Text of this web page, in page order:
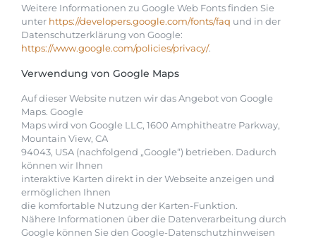
Weitere Informationen zu Google Web Fonts finden Sie
unter https://developers.google.com/fonts/faq und in der
Datenschutzerklärung von Google:
https://www.google.com/policies/privacy/.
Verwendung von Google Maps
Auf dieser Website nutzen wir das Angebot von Google
Maps. Google
Maps wird von Google LLC, 1600 Amphitheatre Parkway,
Mountain View, CA
94043, USA (nachfolgend „Google“) betrieben. Dadurch
können wir Ihnen
interaktive Karten direkt in der Webseite anzeigen und
ermöglichen Ihnen
die komfortable Nutzung der Karten-Funktion.
Nähere Informationen über die Datenverarbeitung durch
Google können Sie den Google-Datenschutzhinweisen